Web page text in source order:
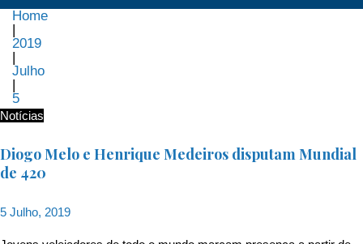
Home
|
2019
|
Julho
|
5
Dia:
5
de
Julho,
Notícias
Diogo Melo e Henrique Medeiros disputam Mundial
de 420
5 Julho, 2019